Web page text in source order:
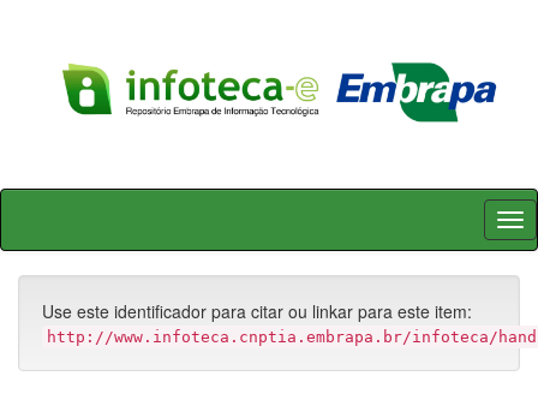
Skip
Use este identificador para citar ou linkar para este item:
http://www.infoteca.cnptia.embrapa.br/infoteca/